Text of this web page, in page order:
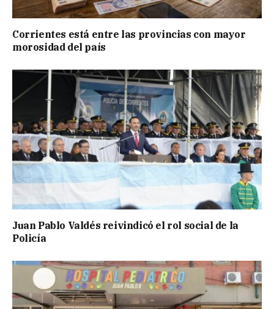
Corrientes está entre las provincias con mayor
morosidad del país
Juan Pablo Valdés reivindicó el rol social de la
Policía